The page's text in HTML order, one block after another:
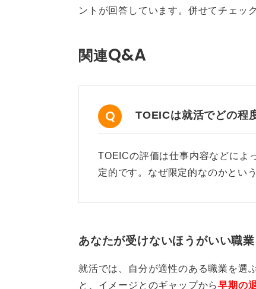
ントが回答しています。併せてチェッ
関連Q&A
TOEICは就活でどの程
TOEICの評価は仕事内容などに
定的です。なぜ限定的なのかとい
あなたが受けないほうがいい職
就活では、自分が適性のある職業を選
と、イメージとのギャップから早期の